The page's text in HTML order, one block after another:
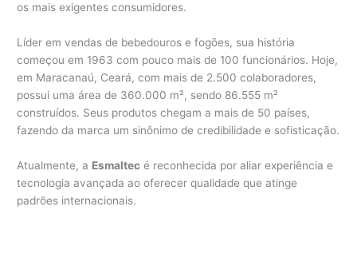
os mais exigentes consumidores.
Líder em vendas de bebedouros e fogões, sua história
começou em 1963 com pouco mais de 100 funcionários. Hoje,
em Maracanaú, Ceará, com mais de 2.500 colaboradores,
possui uma área de 360.000 m², sendo 86.555 m²
construídos. Seus produtos chegam a mais de 50 países,
fazendo da marca um sinônimo de credibilidade e sofisticação.
Atualmente, a Esmaltec é reconhecida por aliar experiência e
tecnologia avançada ao oferecer qualidade que atinge
padrões internacionais.